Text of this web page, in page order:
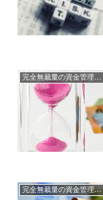
完全無裁量の資金管理FX
完全無裁量の資金管理FX